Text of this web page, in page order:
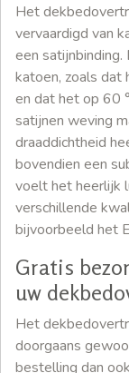
Het
vervaardigd van
een
katoen, zoals dat
en dat het op 60
satijnen weving
draaddichtheid
bovendien een
voelt het heerlijk
verschillende
bijvoorbeeld het
Gratis
uw
Het
doorgaans
bestelling dan